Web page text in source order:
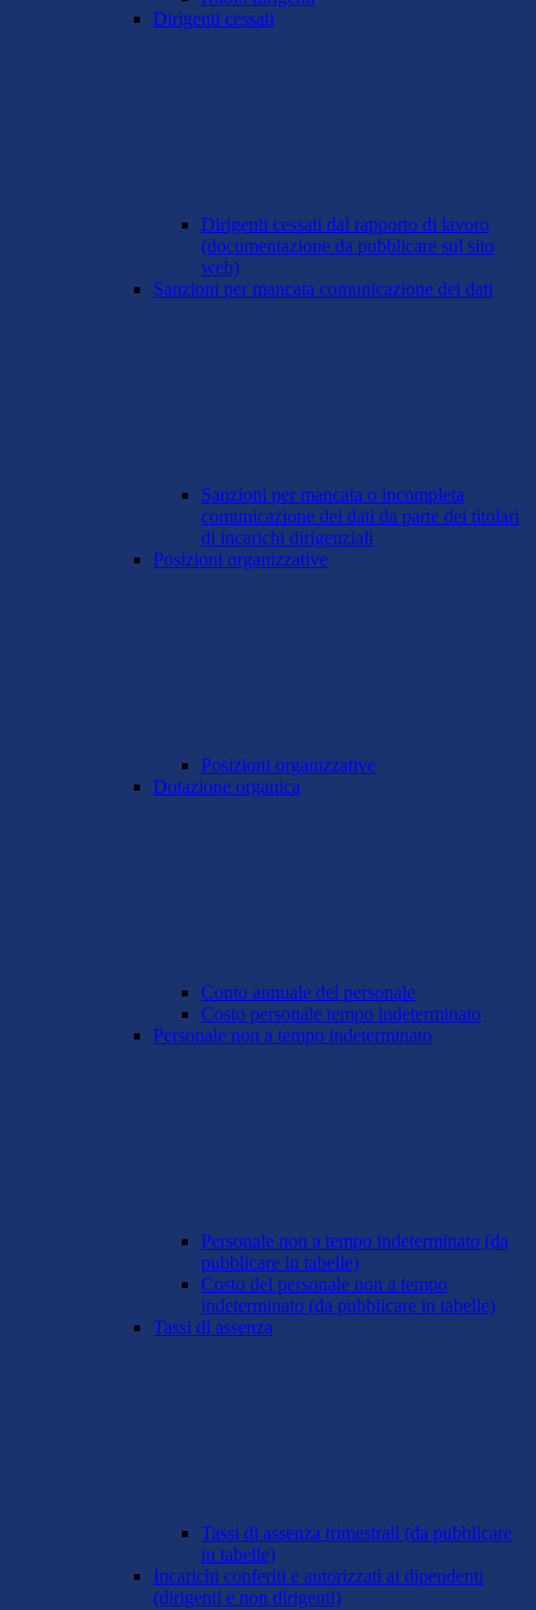
Dirigenti cessati
Dirigenti cessati dal rapporto di lavoro
(documentazione da pubblicare sul sito
web)
Sanzioni per mancata comunicazione dei dati
Sanzioni per mancata o incompleta
comunicazione dei dati da parte dei titolari
di incarichi dirigenziali
Posizioni organizzative
Posizioni organizzative
Dotazione organica
Conto annuale del personale
Costo personale tempo indeterminato
Personale non a tempo indeterminato
Personale non a tempo indeterminato (da
pubblicare in tabelle)
Costo del personale non a tempo
indeterminato (da pubblicare in tabelle)
Tassi di assenza
Tassi di assenza trimestrali (da pubblicare
in tabelle)
Incarichi conferiti e autorizzati ai dipendenti
(dirigenti e non dirigenti)